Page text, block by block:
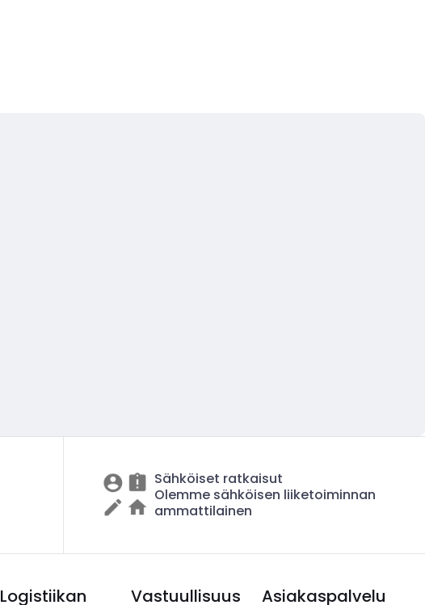
Sähköiset ratkaisut
Olemme sähköisen liiketoiminnan
ammattilainen
Logistiikan
Vastuullisuus Asiakaspalvelu